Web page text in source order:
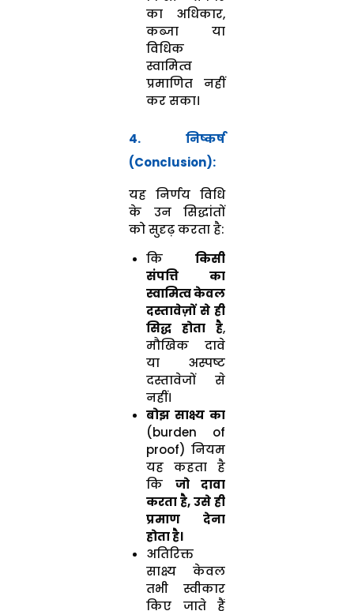
का अधिकार,
कब्जा या
विधिक
स्वामित्व
प्रमाणित नहीं
कर सका।
4. निष्कर्ष
(Conclusion):
यह निर्णय विधि
के उन सिद्धांतों
को सुदृढ़ करता है:
किकिसी
संपत्ति का
स्वामित्व केवल
दस्तावेज़ों से ही
सिद्ध होता है,
मौखिक दावे
या अस्पष्ट
दस्तावेजों से
नहीं।
बोझ साक्ष्य का
(burden of
proof) नियम
यह कहता है
कि जो दावा
करता है, उसे ही
प्रमाण देना
होता है।
अतिरिक्त
साक्ष्य केवल
तभी स्वीकार
किए जाते हैं